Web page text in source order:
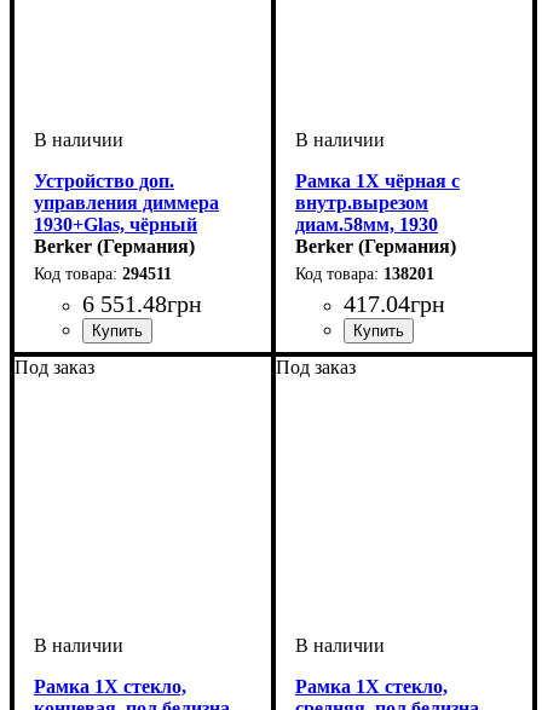
Устройство доп.
управления диммера
1930+Glas, чёрный
Berker (Германия)
294511
6 551.48грн
Серия: 1930/GLASSERIE
Цвет: Чёрный
Рамка 1Х чёрная с
внутр.вырезом
диам.58мм, 1930
Berker (Германия)
138201
417.04грн
Тип электрофурнитуры:
Рамки
Количество мест рамок: 1
пост
Серия: 1930
Цвет: Чёрный
Под заказ
Рамка 1Х стекло,
Под заказ
Рамка 1Х стекло,